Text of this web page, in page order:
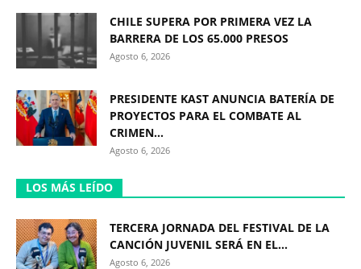
CHILE SUPERA POR PRIMERA VEZ LA
BARRERA DE LOS 65.000 PRESOS
Agosto 6, 2026
PRESIDENTE KAST ANUNCIA BATERÍA DE
PROYECTOS PARA EL COMBATE AL
CRIMEN...
Agosto 6, 2026
LOS MÁS LEÍDO
TERCERA JORNADA DEL FESTIVAL DE LA
CANCIÓN JUVENIL SERÁ EN EL...
Agosto 6, 2026